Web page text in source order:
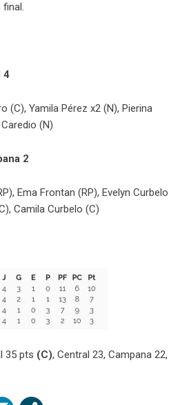
final.
4
(C), Yamila Pérez x2 (N), Pierina
(N)
2
Ema Frontan (RP), Evelyn Curbelo
Camila Curbelo (C)
35 pts (C), Central 23, Campana 22,